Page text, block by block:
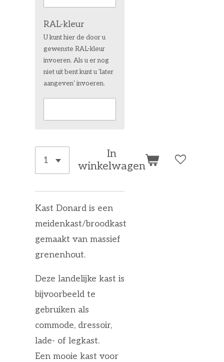
RAL-kleur
U kunt hier de door u
gewenste RAL-kleur
invoeren. Als u er nog
niet uit bent kunt u 'later
aangeven' invoeren.
In
winkelwagen
Kast Donard is een
meidenkast/broodkast
gemaakt van massief
grenenhout.
Deze landelijke kast is
bijvoorbeeld te
gebruiken als
commode, dressoir,
lade- of legkast.
Een mooie kast voor